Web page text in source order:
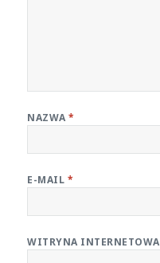
NAZWA*
E-MAIL *
WITRYNA INTERNETOWA